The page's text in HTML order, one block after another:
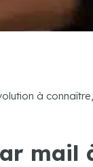
à
mail